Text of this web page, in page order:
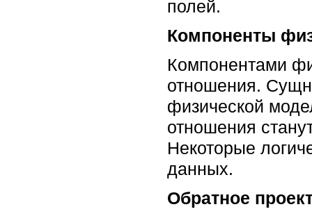
полей.
Компоненты
Компонентами
отношения.
физической
отношения
Некоторые
данных.
Обратное